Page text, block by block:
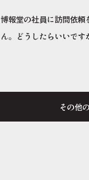
博報堂の社員に訪問依
ん。どうしたらいいです
その他